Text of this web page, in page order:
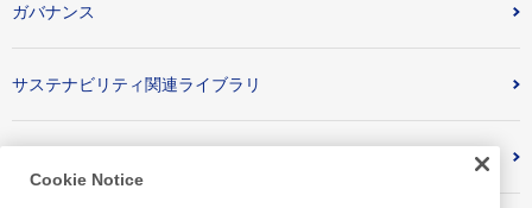
ガバナンス
サステナビリティ関連ライブラリ
Cookie Notice